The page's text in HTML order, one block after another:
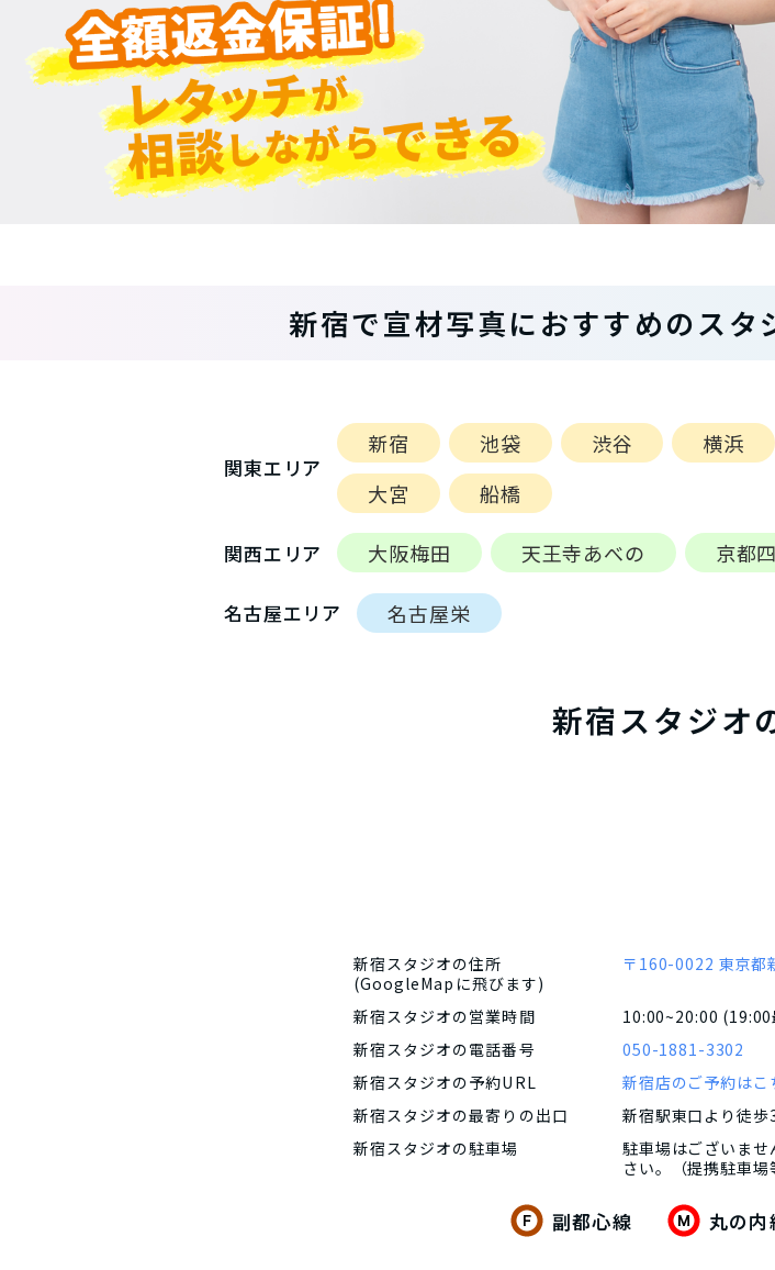
新宿で宣材写真におすすめのス
関東エリア
新宿 池袋 渋谷 横浜
大宮
船橋
関西エリア 大阪梅田 天王寺あべの 京都
名古屋エリア 名古屋栄
新宿スタジオ
新宿スタジオの住所
(GoogleMapに飛びます)
〒160-0022 東京
新宿スタジオの営業時間
10:00~20:00 (19:00
新宿スタジオの電話番号
050-1881-3302
新宿スタジオの予約URL
新宿店のご予約はこ
新宿スタジオの最寄りの出口
新宿駅東口より徒
新宿スタジオの駐車場
駐車場はございま
さい。（提携駐車場
副都心線 丸の内